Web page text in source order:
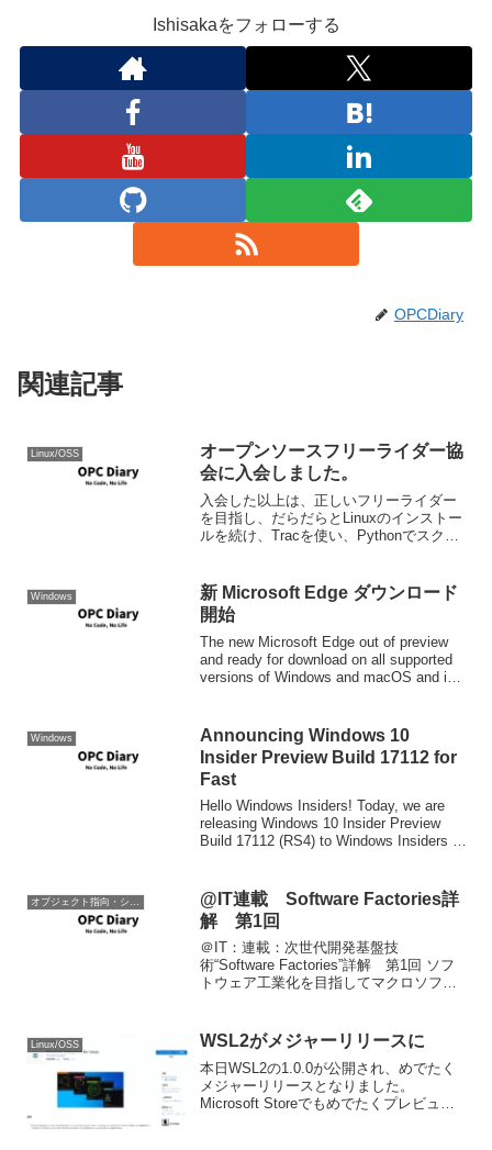
Ishisakaをフォローする
OPCDiary
関連記事
Linux/OSS
オープンソースフリーライダー協
会に入会しました。
入会した以上は、正しいフリーライダー
を目指し、だらだらとLinuxのインストー
ルを続け、Tracを使い、Pythonでスクリ
す。オープンソースフリーライダー協会
ブログを...
Windows
新 Microsoft Edge ダウンロード
開始
The new Microsoft Edge out of preview
and ready for download on all supported
versions of Windows and macOS and in
Windows
Announcing Windows 10
Insider Preview Build 17112 for
Fast
Hello Windows Insiders! Today, we are
releasing Windows 10 Insider Preview
Build 17112 (RS4) to Windows Insiders in
オブジェクト指向・システム開発
@IT連載 Software Factories詳
解 第1回
＠IT：連載：次世代開発基盤技
術“Software Factories”詳解 第1回 ソフ
トウェア工業化を目指してマクロソフト
内容。今後の詳細への導...
Linux/OSS WSL2がメジャーリリースに
本日WSL2の1.0.0が公開され、めでたく
メジャーリリースとなりました。
Microsoft Storeでもめでたくプレビュー